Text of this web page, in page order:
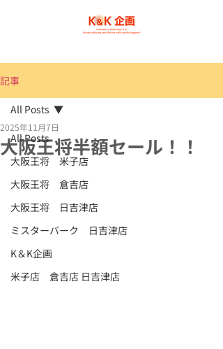
記事
All Posts
大阪王将 米子店
大阪王将 倉吉店
大阪王将 日吉津店
ミスターバーク 日吉津店
K＆K企画
米子店 倉吉店 日吉津店
All Posts
大阪王将半額セール！！
2025年11月7日